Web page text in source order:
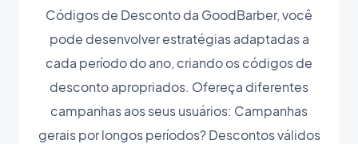
Códigos de Desconto da GoodBarber, você
pode desenvolver estratégias adaptadas a
cada período do ano, criando os códigos de
desconto apropriados. Ofereça diferentes
campanhas aos seus usuários: Campanhas
gerais por longos períodos? Descontos válidos